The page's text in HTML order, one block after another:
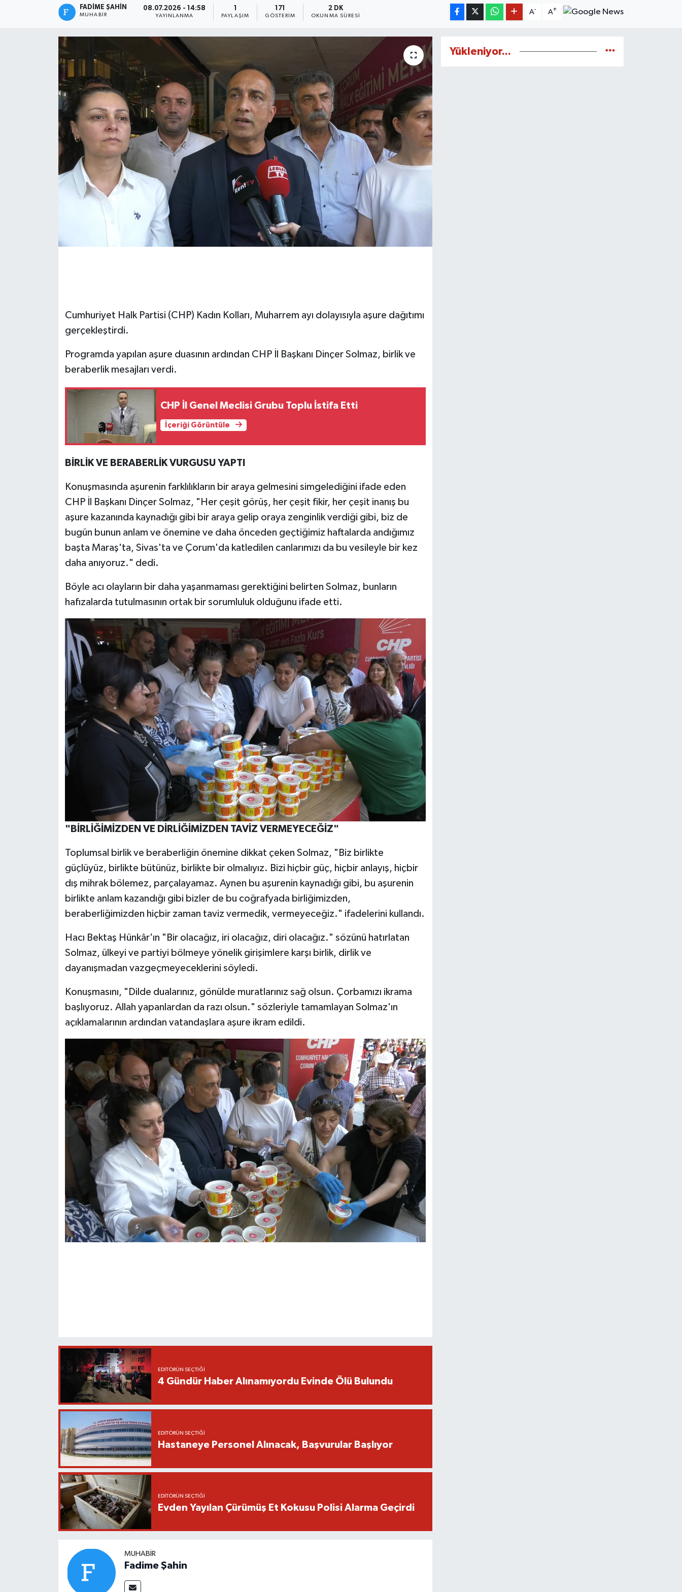
FADIME ŞAHIN
MUHABIR
08.07.2026 - 14:58
YAYINLANMA
1
PAYLAŞIM
171
GÖSTERIM
2 DK
OKUNMA SÜRESI
A- A+
Cumhuriyet Halk Partisi (CHP) Kadın Kolları, Muharrem ayı dolayısıyla aşure dağıtımı
gerçekleştirdi.
Programda yapılan aşure duasının ardından CHP İl Başkanı Dinçer Solmaz, birlik ve
beraberlik mesajları verdi.
CHP İl Genel Meclisi Grubu Toplu İstifa Etti
İçeriği Görüntüle
BİRLİK VE BERABERLİK VURGUSU YAPTI
Konuşmasında aşurenin farklılıkların bir araya gelmesini simgelediğini ifade eden
CHP İl Başkanı Dinçer Solmaz, "Her çeşit görüş, her çeşit fikir, her çeşit inanış bu
aşure kazanında kaynadığı gibi bir araya gelip oraya zenginlik verdiği gibi, biz de
bugün bunun anlam ve önemine ve daha önceden geçtiğimiz haftalarda andığımız
başta Maraş'ta, Sivas'ta ve Çorum'da katledilen canlarımızı da bu vesileyle bir kez
daha anıyoruz." dedi.
Böyle acı olayların bir daha yaşanmaması gerektiğini belirten Solmaz, bunların
hafızalarda tutulmasının ortak bir sorumluluk olduğunu ifade etti.
"BİRLİĞİMİZDEN VE DİRLİĞİMİZDEN TAVİZ VERMEYECEĞİZ"
Toplumsal birlik ve beraberliğin önemine dikkat çeken Solmaz, "Biz birlikte
güçlüyüz, birlikte bütünüz, birlikte bir olmalıyız. Bizi hiçbir güç, hiçbir anlayış, hiçbir
dış mihrak bölemez, parçalayamaz. Aynen bu aşurenin kaynadığı gibi, bu aşurenin
birlikte anlam kazandığı gibi bizler de bu coğrafyada birliğimizden,
beraberliğimizden hiçbir zaman taviz vermedik, vermeyeceğiz." ifadelerini kullandı.
Hacı Bektaş Hünkâr'ın "Bir olacağız, iri olacağız, diri olacağız." sözünü hatırlatan
Solmaz, ülkeyi ve partiyi bölmeye yönelik girişimlere karşı birlik, dirlik ve
dayanışmadan vazgeçmeyeceklerini söyledi.
Konuşmasını, "Dilde dualarınız, gönülde muratlarınız sağ olsun. Çorbamızı ikrama
başlıyoruz. Allah yapanlardan da razı olsun." sözleriyle tamamlayan Solmaz'ın
açıklamalarının ardından vatandaşlara aşure ikram edildi.
EDITÖRÜN SEÇTIĞI
4 Gündür Haber Alınamıyordu Evinde Ölü Bulundu
EDITÖRÜN SEÇTIĞI
Hastaneye Personel Alınacak, Başvurular Başlıyor
EDITÖRÜN SEÇTIĞI
Evden Yayılan Çürümüş Et Kokusu Polisi Alarma Geçirdi
MUHABIR
Fadime Şahin
Yükleniyor...